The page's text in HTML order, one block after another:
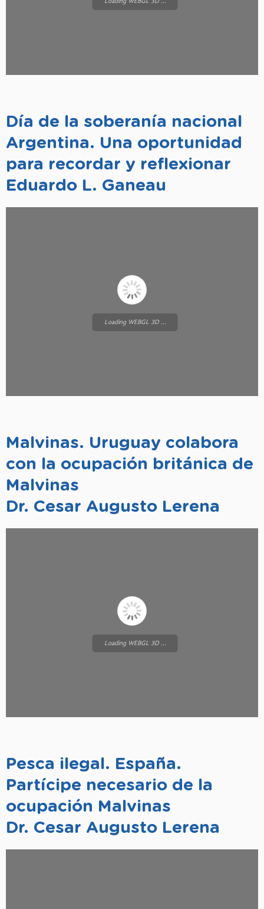
Loading WEBGL 3D ...
Día de la soberanía nacional
Argentina. Una oportunidad
para recordar y reflexionar
Eduardo L. Ganeau
Loading WEBGL 3D ...
Malvinas. Uruguay colabora
con la ocupación británica de
Malvinas
Dr. Cesar Augusto Lerena
Loading WEBGL 3D ...
Pesca ilegal. España.
Partícipe necesario de la
ocupación Malvinas
Dr. Cesar Augusto Lerena